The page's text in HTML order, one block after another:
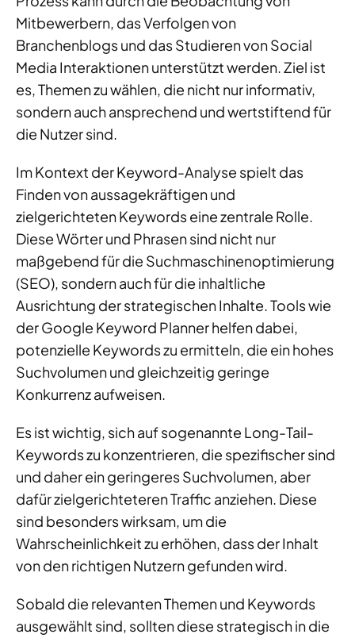
Mitbewerbern, das Verfolgen von
Branchenblogs und das Studieren von Social
Media Interaktionen unterstützt werden. Ziel ist
es, Themen zu wählen, die nicht nur informativ,
sondern auch ansprechend und wertstiftend für
die Nutzer sind.
Im Kontext der Keyword-Analyse spielt das
Finden von aussagekräftigen und
zielgerichteten Keywords eine zentrale Rolle.
Diese Wörter und Phrasen sind nicht nur
maßgebend für die Suchmaschinenoptimierung
(SEO), sondern auch für die inhaltliche
Ausrichtung der strategischen Inhalte. Tools wie
der Google Keyword Planner helfen dabei,
potenzielle Keywords zu ermitteln, die ein hohes
Suchvolumen und gleichzeitig geringe
Konkurrenz aufweisen.
Es ist wichtig, sich auf sogenannte Long-Tail-
Keywords zu konzentrieren, die spezifischer sind
und daher ein geringeres Suchvolumen, aber
dafür zielgerichteteren Traffic anziehen. Diese
sind besonders wirksam, um die
Wahrscheinlichkeit zu erhöhen, dass der Inhalt
von den richtigen Nutzern gefunden wird.
Sobald die relevanten Themen und Keywords
ausgewählt sind, sollten diese strategisch in die